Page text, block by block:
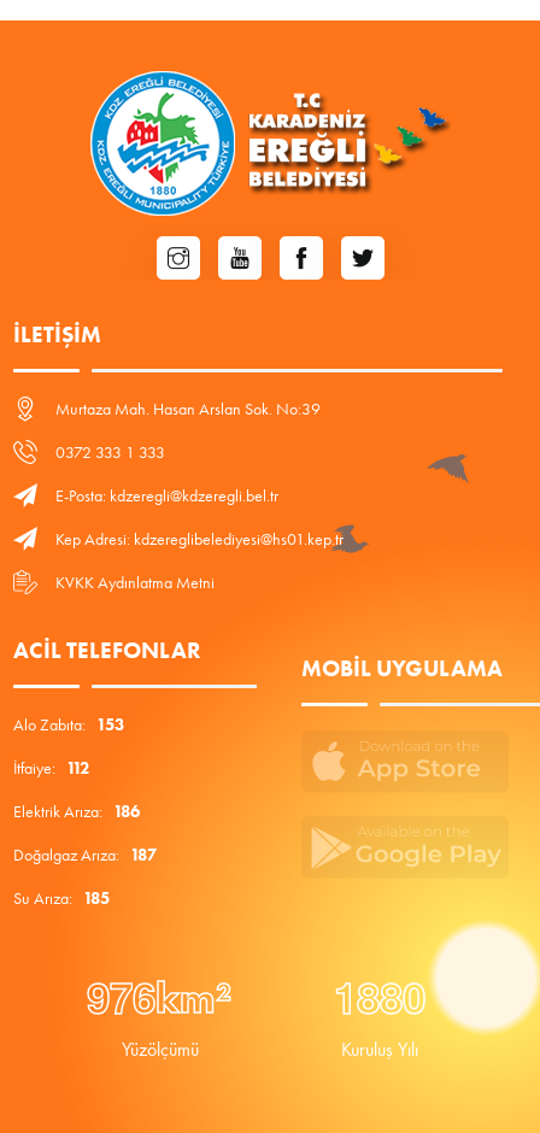
İLETIŞIM
Murtaza Mah. Hasan Arslan Sok. No:39
0372 333 1 333
E-Posta: kdzeregli@kdzeregli.bel.tr
Kep Adresi: kdzereglibelediyesi@hs01.kep.tr
KVKK Aydınlatma Metni
ACIL TELEFONLAR
Alo Zabıta: 153
İtfaiye: 112
Elektrik Arıza: 186
Doğalgaz Arıza: 187
Su Arıza: 185
MOBIL UYGULAMA
976km²
Yüzölçümü
1880
Kuruluş Yılı